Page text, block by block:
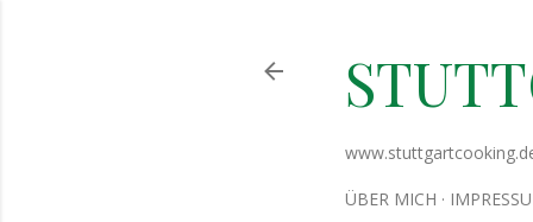
ÜBER MICH